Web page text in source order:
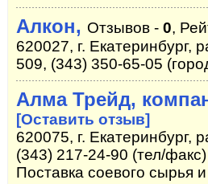
Алкон, Отзывов - 0,
620027, г.
509, (343) 350-65-05
Алма Трейд,
[Оставить отзыв]
620075, г.
(343) 217-24-90 (тел/
Поставка соевого сырья